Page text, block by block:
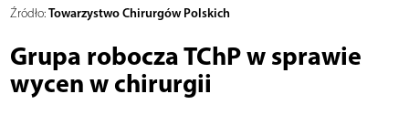
Źródło: Towarzystwo Chirurgów Polskich
Grupa robocza TChP w sprawie
wycen w chirurgii